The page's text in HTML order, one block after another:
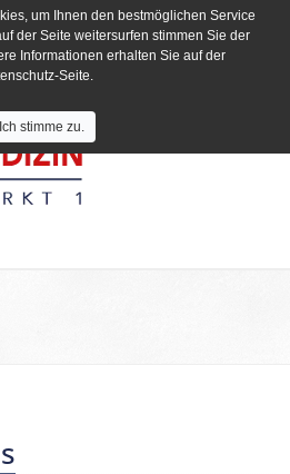
um Ihnen den bestmöglichen Service
der Seite weitersurfen stimmen Sie der
Informationen erhalten Sie auf der
Seite.
Ich stimme zu.